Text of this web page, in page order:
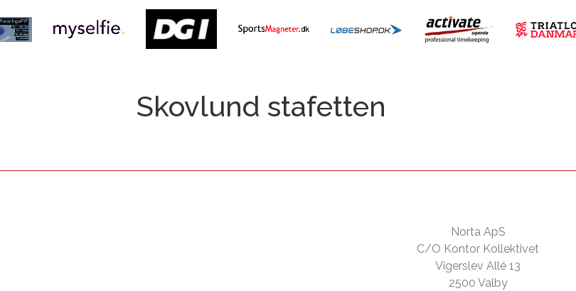
Skovlund stafetten
Norta ApS
C/O Kontor Kollektivet
Vigerslev Allé 13
2500 Valby